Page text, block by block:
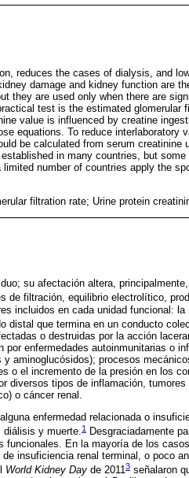
reduces the cases of dialysis, and
damage and kidney function are
they are used only when there are
test is the estimated glomerular
value is influenced by creatine
equations. To reduce interlaboratory
be calculated from serum creatinine
in many countries, but
number of countries apply the
filtration rate; Urine protein
su afectación altera,
de filtración, equilibrio electrolítico,
incluidos en cada unidad funcional: la
distal que termina en un conducto
o destruidas por la acción
enfermedades autoinmunitarias o
aminoglucósidos); procesos
o el incremento de la presión en los
diversos tipos de inflamación, tumores
o cáncer renal.
enfermedad relacionada o
diálisis y muerte.1
Desgraciadamente
funcionales. En la mayoría de los
insuficiencia renal terminal, o poco
World Kidney Day de 20113 señalaron